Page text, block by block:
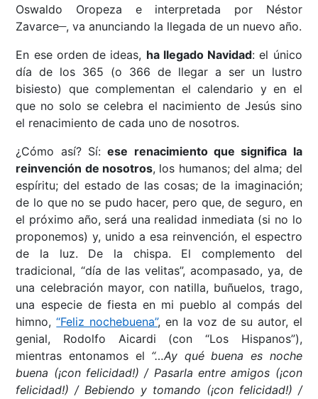
Oswaldo Oropeza e interpretada por Néstor
Zavarce , va anunciando la llegada de un nuevo año.
En ese orden de ideas, ha llegado Navidad: el único
día de los 365 (o 366 de llegar a ser un lustro
bisiesto) que complementan el calendario y en el
que no solo se celebra el nacimiento de Jesús sino
el renacimiento de cada uno de nosotros.
¿Cómo así? Sí:ese renacimiento que significa la
reinvención de nosotros, los humanos; del alma; del
espíritu; del estado de las cosas; de la imaginación;
de lo que no se pudo hacer, pero que, de seguro, en
el próximo año, será una realidad inmediata (si no lo
proponemos) y, unido a esa reinvención, el espectro
de la luz. De la chispa. El complemento del
tradicional, “día de las velitas”, acompasado, ya, de
una celebración mayor, con natilla, buñuelos, trago,
una especie de fiesta en mi pueblo al compás del
himno,“Feliz nochebuena”, en la voz de su autor, el
genial, Rodolfo Aicardi (con “Los Hispanos”),
mientras entonamos el “…Ay qué buena es noche
buena (¡con felicidad!) / Pasarla entre amigos (¡con
felicidad!) / Bebiendo y tomando (¡con felicidad!) /